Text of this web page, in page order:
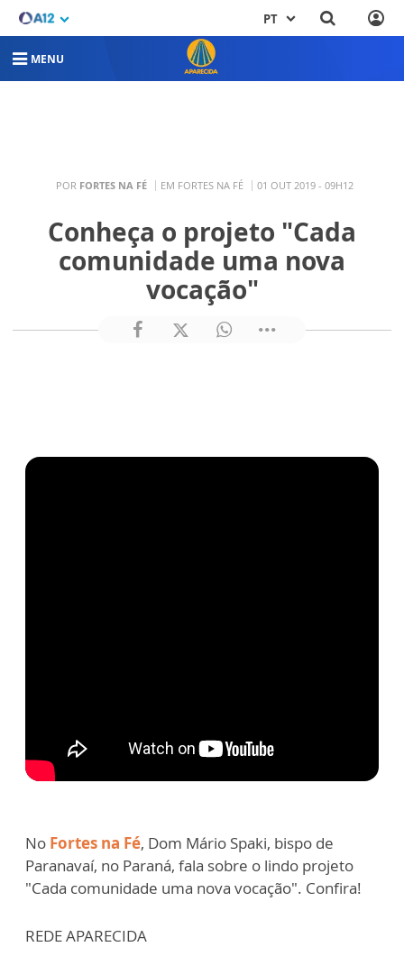
PT
MENU
POR FORTES NA FÉ EM FORTES NA FÉ 01 OUT 2019 - 09H12
Conheça o projeto "Cada
comunidade uma nova
vocação"
No Fortes na Fé, Dom Mário Spaki, bispo de
Paranavaí, no Paraná, fala sobre o lindo projeto
"Cada comunidade uma nova vocação". Confira!
REDE APARECIDA